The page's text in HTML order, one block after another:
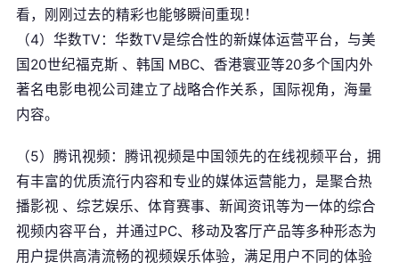
看，刚刚过去的精彩也能够瞬间重现！
（4）华数TV：华数TV是综合性的新媒体运营平台，与美
国20世纪福克斯 、韩国 MBC、香港寰亚等20多个国内外
著名电影电视公司建立了战略合作关系，国际视角，海量
内容。
（5）腾讯视频：腾讯视频是中国领先的在线视频平台，拥
有丰富的优质流行内容和专业的媒体运营能力，是聚合热
播影视 、综艺娱乐、体育赛事、新闻资讯等为一体的综合
视频内容平台，并通过PC、移动及客厅产品等多种形态为
用户提供高清流畅的视频娱乐体验，满足用户不同的体验